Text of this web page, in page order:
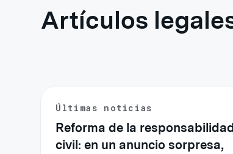
Artículos
Últimas noticias
Reforma de la
civil: en un anuncio sorpresa,